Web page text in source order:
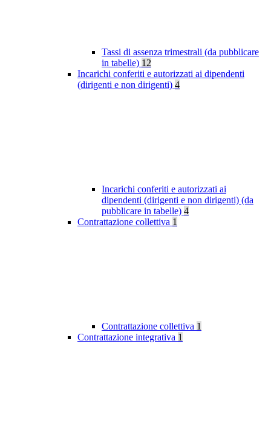
Tassi di assenza trimestrali (da pubblicare
in tabelle) 12
Incarichi conferiti e autorizzati ai dipendenti
(dirigenti e non dirigenti) 4
Incarichi conferiti e autorizzati ai
dipendenti (dirigenti e non dirigenti) (da
pubblicare in tabelle) 4
Contrattazione collettiva 1
Contrattazione collettiva 1
Contrattazione integrativa 1